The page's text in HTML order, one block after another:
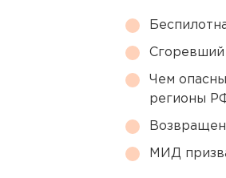
Сгоревший
Чем
регионы
МИД